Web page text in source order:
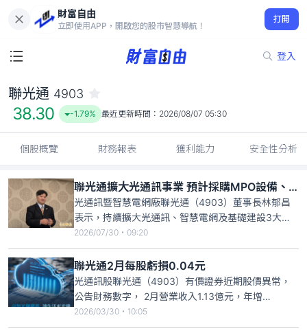
財富自由
立即使用APP，開啟您的股市智慧導航！
打開
登入
38.30
-1.79%
聯光通 4903
38.30 -1.79% 最近更新時間： 2026/08/07 05:30
個股概覽 財務報表 獲利能力 安全性分析
聯光通擴大光通訊事業 預計採購MPO設備、最快年底投產
光通訊暨智慧電網廠聯光通（4903）董事長林郁昌
表示，持續擴大光通訊、智慧電網及基礎建設3大事
業，其中，在光通訊事業方面，將結盟國際合作夥
伴，進軍MPO（多芯光纖推入式連接器）市場，預計
第三季完成設備採購，最快在年底前投產。林郁昌
說，因不需要大規模機房裝修，目前已擬定提升新產
線稼動率策略，今年會建一
2026/07/30・09:20
聯光通2月每股虧損0.04元
光通訊股聯光通（4903）有價證券近期股價異常，
公告財務數字， 2月營業收入1.13億元，年增
105.45%，稅後淨損400萬元，單月每股淨損0.04
元。聯光通去年全年獲利1.08億元，每股稅後盈餘
2026/03/30・10:05